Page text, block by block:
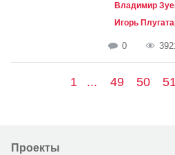
Владимир
Игорь
0
1 ... 49 50
Проекты